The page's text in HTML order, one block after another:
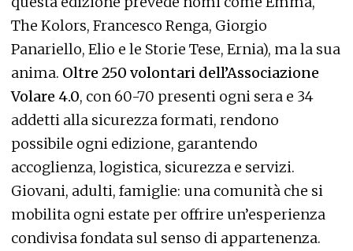
The Kolors, Francesco Renga, Giorgio
Panariello, Elio e le Storie Tese, Ernia), ma la sua
anima. Oltre 250 volontari dell’Associazione
Volare 4.0, con 60-70 presenti ogni sera e 34
addetti alla sicurezza formati, rendono
possibile ogni edizione, garantendo
accoglienza, logistica, sicurezza e servizi.
Giovani, adulti, famiglie: una comunità che si
mobilita ogni estate per offrire un’esperienza
condivisa fondata sul senso di appartenenza.